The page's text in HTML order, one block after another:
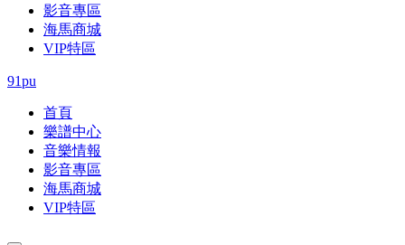
影音專區
海馬商城
VIP特區
91pu
首頁
樂譜中心
音樂情報
影音專區
海馬商城
VIP特區